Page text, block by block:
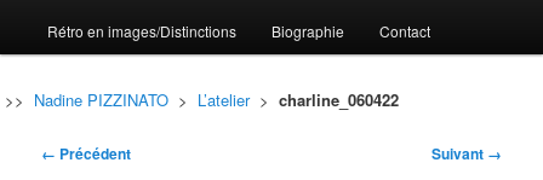
au
contenu
principal
au
contenu
secondaire
Rétro en images/Distinctions Biographie Contact
>> Nadine PIZZINATO > L’atelier> charline_060422
Navigation
← Précédent Suivant →